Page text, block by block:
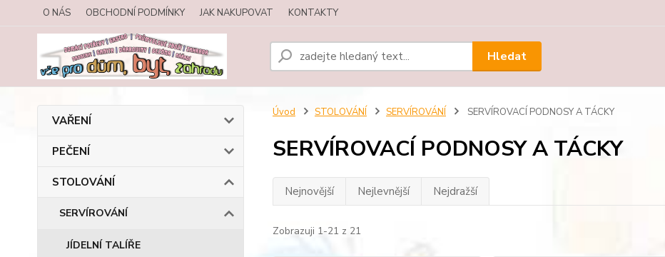
O NÁS OBCHODNÍ PODMÍNKY JAK NAKUPOVAT KONTAKTY
Hledat
VAŘENÍ
PEČENÍ
STOLOVÁNÍ
SERVÍROVÁNÍ
JÍDELNÍ TALÍŘE
Úvod STOLOVÁNÍ SERVÍROVÁNÍ SERVÍROVACÍ PODNOSY A TÁCKY
SERVÍROVACÍ PODNOSY A TÁCKY
Nejnovější Nejlevnější Nejdražší
Zobrazuji 1-21 z 21